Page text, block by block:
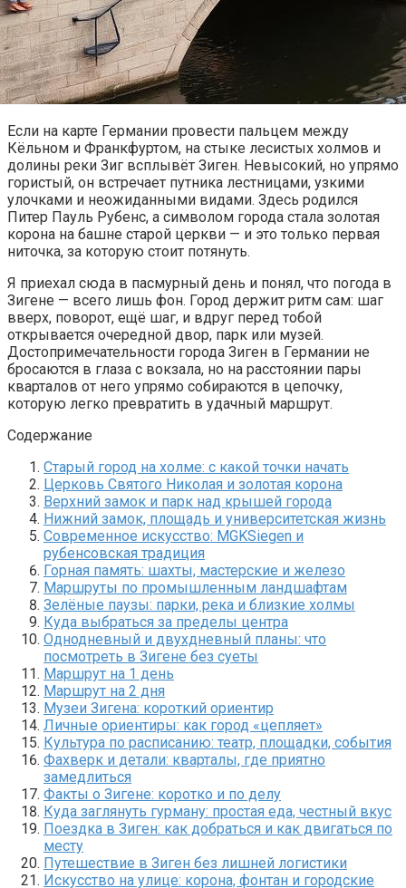
Если на карте Германии провести пальцем между
Кёльном и Франкфуртом, на стыке лесистых холмов и
долины реки Зиг всплывёт Зиген. Невысокий, но упрямо
гористый, он встречает путника лестницами, узкими
улочками и неожиданными видами. Здесь родился
Питер Пауль Рубенс, а символом города стала золотая
корона на башне старой церкви — и это только первая
ниточка, за которую стоит потянуть.
Я приехал сюда в пасмурный день и понял, что погода в
Зигене — всего лишь фон. Город держит ритм сам: шаг
вверх, поворот, ещё шаг, и вдруг перед тобой
открывается очередной двор, парк или музей.
Достопримечательности города Зиген в Германии не
бросаются в глаза с вокзала, но на расстоянии пары
кварталов от него упрямо собираются в цепочку,
которую легко превратить в удачный маршрут.
Содержание
Старый город на холме: с какой точки начать
Церковь Святого Николая и золотая корона
Верхний замок и парк над крышей города
Нижний замок, площадь и университетская жизнь
Современное искусство: MGKSiegen и
рубенсовская традиция
Горная память: шахты, мастерские и железо
Маршруты по промышленным ландшафтам
Зелёные паузы: парки, река и близкие холмы
Куда выбраться за пределы центра
Однодневный и двухдневный планы: что
посмотреть в Зигене без суеты
Маршрут на 1 день
Маршрут на 2 дня
Музеи Зигена: короткий ориентир
Личные ориентиры: как город «цепляет»
Культура по расписанию: театр, площадки, события
Фахверк и детали: кварталы, где приятно
замедлиться
Факты о Зигене: коротко и по делу
Куда заглянуть гурману: простая еда, честный вкус
Поездка в Зиген: как добраться и как двигаться по
месту
Путешествие в Зиген без лишней логистики
Искусство на улице: корона, фонтан и городские